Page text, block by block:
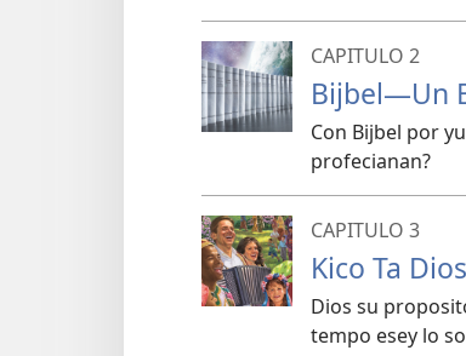
CAPITULO 2
Bijbel—Un
Con Bijbel por
profecianan?
CAPITULO 3
Kico Ta
Dios su
tempo esey lo